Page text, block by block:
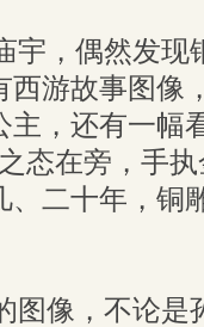
宇，偶然发现
西游故事图像
，还有一幅
态在旁，手
二十年，铜
图像，不论是